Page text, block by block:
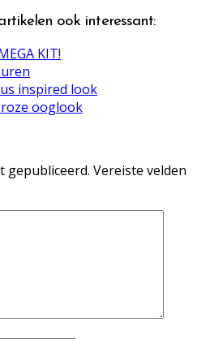
ook interessant:
KIT!
inspired look
ooglook
gepubliceerd. Vereiste velden